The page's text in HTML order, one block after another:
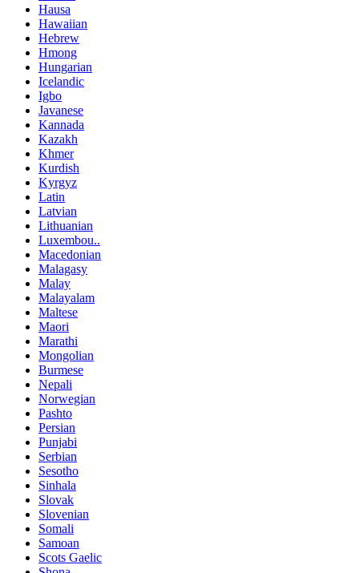
Hausa
Hawaiian
Hebrew
Hmong
Hungarian
Icelandic
Igbo
Javanese
Kannada
Kazakh
Khmer
Kurdish
Kyrgyz
Latin
Latvian
Lithuanian
Luxembou..
Macedonian
Malagasy
Malay
Malayalam
Maltese
Maori
Marathi
Mongolian
Burmese
Nepali
Norwegian
Pashto
Persian
Punjabi
Serbian
Sesotho
Sinhala
Slovak
Slovenian
Somali
Samoan
Scots Gaelic